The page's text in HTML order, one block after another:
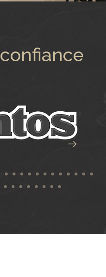
confiance